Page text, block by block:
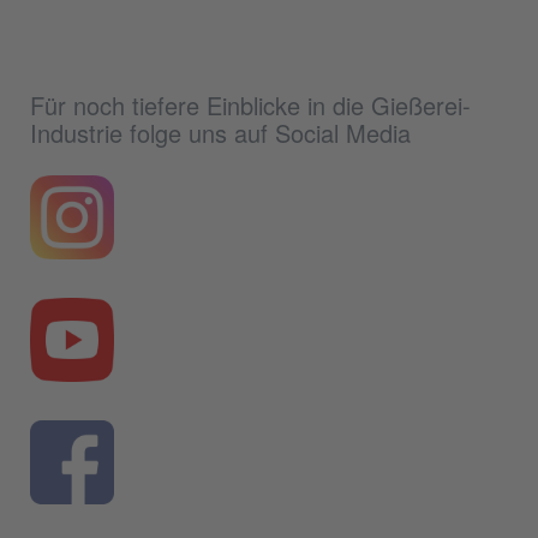
Für noch tiefere Einblicke in die Gießerei-
Industrie folge uns auf Social Media